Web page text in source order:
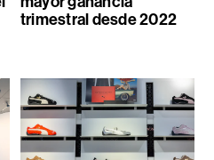
trimestral desde 2022